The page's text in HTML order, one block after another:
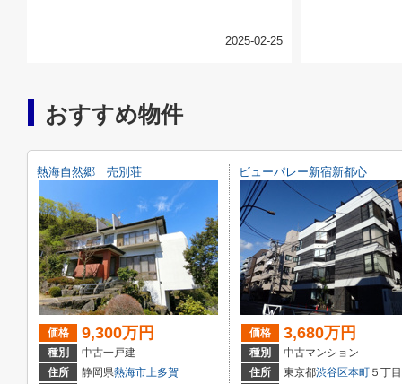
2025-02-25
おすすめ物件
熱海自然郷 売別荘
価格 9,300万円
種別
中古一戸建
住所
静岡県熱海市 上多賀
ビューパレー新宿新都心
価格 3,680万円
種別
中古マンション
住所
東京都渋谷区本町 ５丁目